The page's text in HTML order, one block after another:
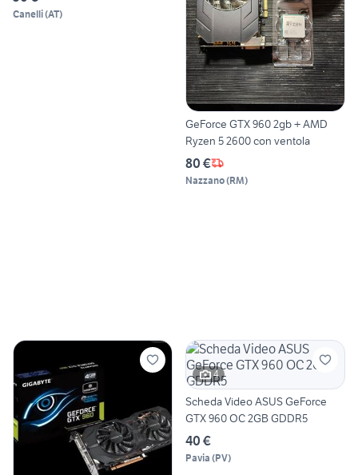
Canelli(AT)
GeForce GTX 960 2gb + AMD
Ryzen 5 2600 con ventola
80 €
Nazzano(RM)
4
Scheda Video ASUS GeForce
GTX 960 OC 2GB GDDR5
40 €
Pavia (PV)